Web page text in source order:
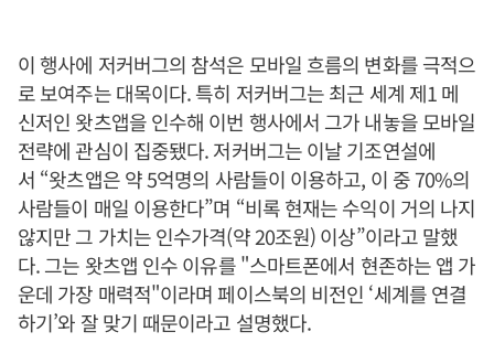
이 행사에 저커버그의 참석은 모바일 흐름의 변화를 극적으
로 보여주는 대목이다. 특히 저커버그는 최근 세계 제1 메
신저인 왓츠앱을 인수해 이번 행사에서 그가 내놓을 모바일
전략에 관심이 집중됐다. 저커버그는 이날 기조연설에
서 “왓츠앱은 약 5억명의 사람들이 이용하고, 이 중 70%의
사람들이 매일 이용한다”며 “비록 현재는 수익이 거의 나지
않지만 그 가치는 인수가격(약 20조원) 이상”이라고 말했
다. 그는 왓츠앱 인수 이유를 "스마트폰에서 현존하는 앱 가
운데 가장 매력적"이라며 페이스북의 비전인 ‘세계를 연결
하기’와 잘 맞기 때문이라고 설명했다.